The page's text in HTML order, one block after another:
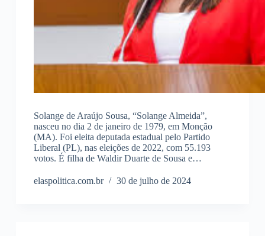
Solange de Araújo Sousa, “Solange Almeida”,
nasceu no dia 2 de janeiro de 1979, em Monção
(MA). Foi eleita deputada estadual pelo Partido
Liberal (PL), nas eleições de 2022, com 55.193
votos. É filha de Waldir Duarte de Sousa e…
elaspolitica.com.br 30 de julho de 2024